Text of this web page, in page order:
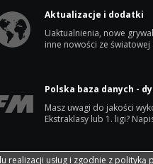
Aktualizacje i dodatki
Uaktualnienia, nowe
inne nowości ze światowej
Polska baza danych -
Masz uwagi do jakości
Ekstraklasy lub 1. ligi?
realizacji usług i zgodnie z polityką